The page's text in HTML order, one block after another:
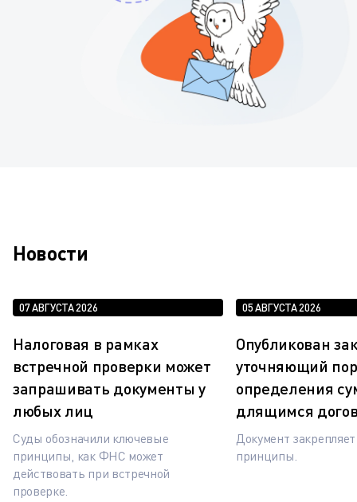
Новости
07 АВГУСТА 2026
Налоговая в рамках
встречной проверки может
запрашивать документы у
любых лиц
Суды обозначили ключевые
принципы, как ФНС может
действовать при встречной
проверке.
05 АВГУСТА 2026
Опубликован
уточняющий
определения
длящимся
Документ
принципы.